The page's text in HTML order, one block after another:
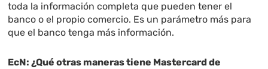
toda la información completa que pueden tener el
banco o el propio comercio. Es un parámetro más para
que el banco tenga más información.
EcN: ¿Qué otras maneras tiene Mastercard de